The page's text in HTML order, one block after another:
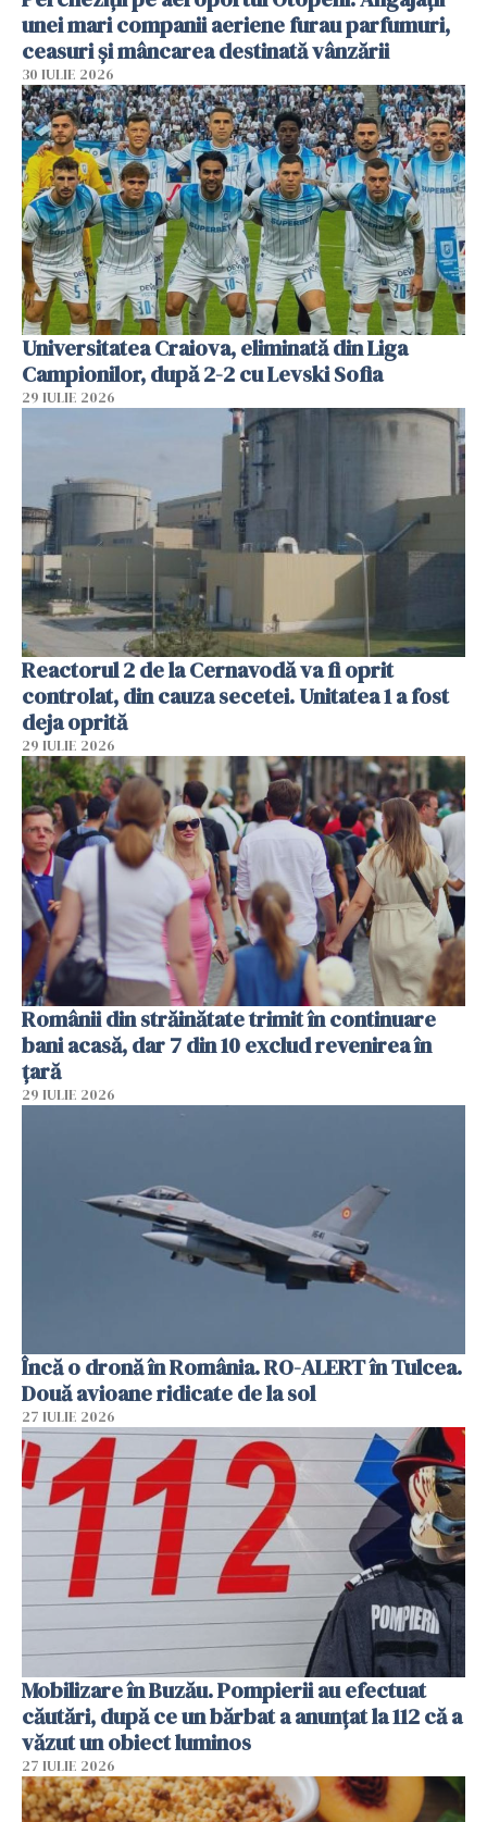
unei mari companii aeriene furau parfumuri,
ceasuri și mâncarea destinată vânzării
30 IULIE 2026
Universitatea Craiova, eliminată din Liga
Campionilor, după 2-2 cu Levski Sofia
29 IULIE 2026
Reactorul 2 de la Cernavodă va fi oprit
controlat, din cauza secetei. Unitatea 1 a fost
deja oprită
29 IULIE 2026
Românii din străinătate trimit în continuare
bani acasă, dar 7 din 10 exclud revenirea în
țară
29 IULIE 2026
Încă o dronă în România. RO-ALERT în Tulcea.
Două avioane ridicate de la sol
27 IULIE 2026
Mobilizare în Buzău. Pompierii au efectuat
căutări, după ce un bărbat a anunțat la 112 că a
văzut un obiect luminos
27 IULIE 2026